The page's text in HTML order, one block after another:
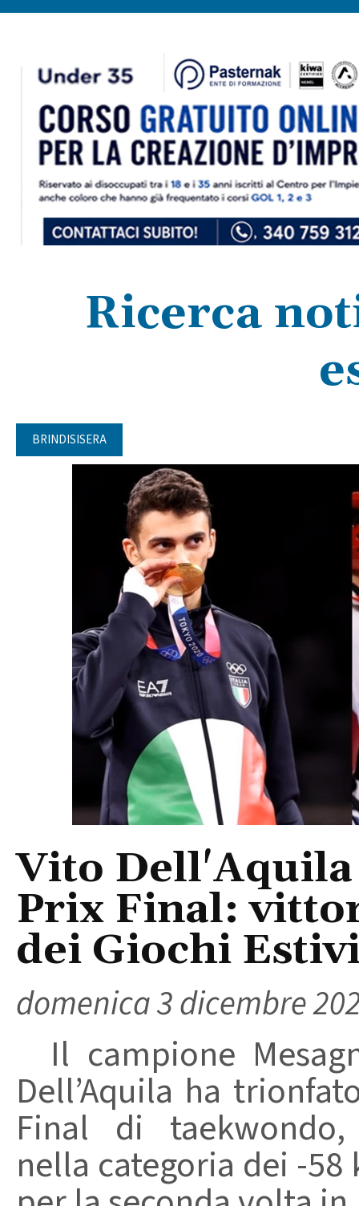
Ricerca
BRINDISISERA
Vito
Prix Final:
dei Giochi
domenica 3 dicembre
Il campione
Dell’Aquila ha
Final di taekwondo,
nella categoria dei -